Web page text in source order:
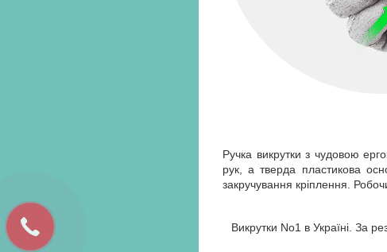
Ручка викрутки з чудовою
рук, а тверда пластикова
закручування кріплення.
Викрутки No1 в Україні. За